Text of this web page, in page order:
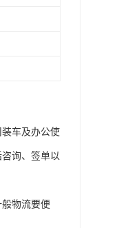
车及办公使
询、签单以
物流要便